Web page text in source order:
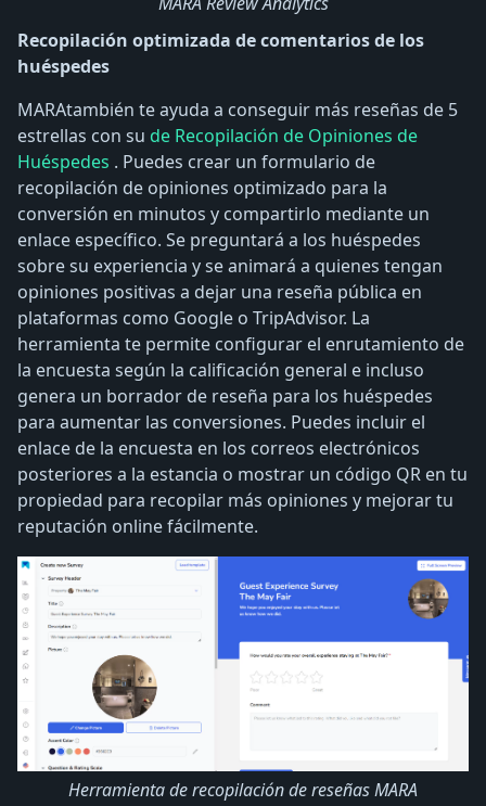
Recopilación optimizada de comentarios de los
huéspedes
MARAtambién te ayuda a conseguir más reseñas de 5
estrellas con su de Recopilación de Opiniones de
Huéspedes . Puedes crear un formulario de
recopilación de opiniones optimizado para la
conversión en minutos y compartirlo mediante un
enlace específico. Se preguntará a los huéspedes
sobre su experiencia y se animará a quienes tengan
opiniones positivas a dejar una reseña pública en
plataformas como Google o TripAdvisor. La
herramienta te permite configurar el enrutamiento de
la encuesta según la calificación general e incluso
genera un borrador de reseña para los huéspedes
para aumentar las conversiones. Puedes incluir el
enlace de la encuesta en los correos electrónicos
posteriores a la estancia o mostrar un código QR en tu
propiedad para recopilar más opiniones y mejorar tu
reputación online fácilmente.
Herramienta de recopilación de reseñas MARA